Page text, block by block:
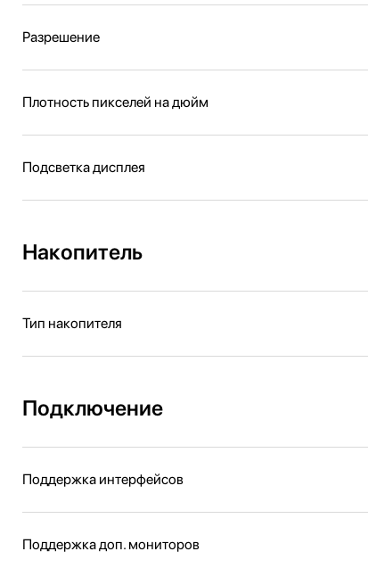
Разрешение
Плотность пикселей на дюйм
Подсветка дисплея
Накопитель
Тип накопителя
Подключение
Поддержка интерфейсов
Поддержка доп. мониторов